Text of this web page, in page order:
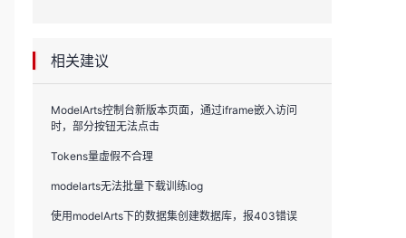
相关建议
ModelArts控制台新版本页面，通过iframe嵌入访问
时，部分按钮无法点击
Tokens量虚假不合理
modelarts无法批量下载训练log
使用modelArts下的数据集创建数据库，报403错误